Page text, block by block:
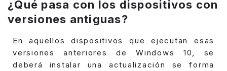
¿Qué pasa con los dispositivos con
versiones antiguas?
En aquellos dispositivos que ejecutan esas
versiones anteriores de Windows 10, se
deberá instalar una actualización se forma